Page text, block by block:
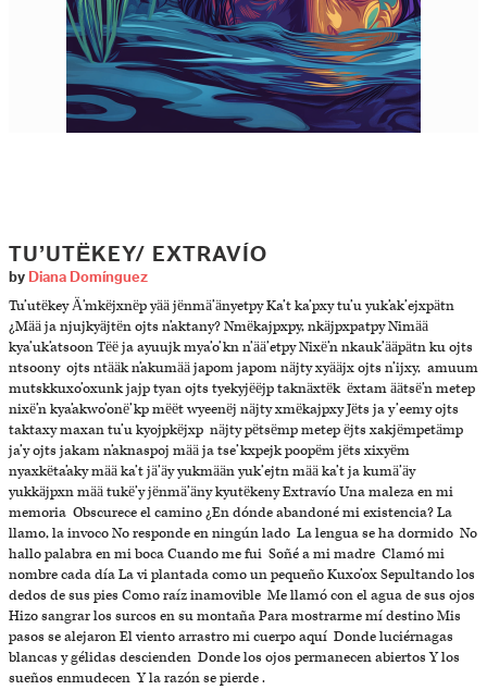
TU’UTËKEY/ EXTRAVÍO
by Diana Domínguez
Tu’utëkey Ä’mkëjxnëp yää jënmä’änyetpy Ka’t ka’pxy tu’u yuk’ak’ejxpätn
¿Mää ja njujkyäjtën ojts n’aktany? Nmëkajpxpy, nkäjpxpatpy Nimää
kya’uk’atsoon Tëë ja ayuujk mya’o’kn n’ää’etpy Nixë’n nkauk’ääpätn ku ojts
ntsoony ojts ntääk n’akumää japom japom näjty xyääjx ojts n’ijxy, amuum
mutskkuxo’oxunk jajp tyan ojts tyekyjëëjp taknäxtëk ëxtam äätsë’n metep
nixë’n kya’akwo’onë’kp mëët wyeenëj näjty xmëkajpxy Jëts ja y’eemy ojts
taktaxy maxan tu’u kyojpkëjxp näjty pëtsëmp metep ëjts xakjëmpetämp
ja’y ojts jakam n’aknaspoj mää ja tse’kxpejk poopëm jëts xixyëm
nyaxkëta’aky mää ka’t jä’äy yukmään yuk’ejtn mää ka’t ja kumä’äy
yukkäjpxn mää tukë’y jënmä’äny kyutëkeny Extravío Una maleza en mi
memoria Obscurece el camino ¿En dónde abandoné mi existencia? La
llamo, la invoco No responde en ningún lado La lengua se ha dormido No
hallo palabra en mi boca Cuando me fui Soñé a mi madre Clamó mi
nombre cada día La vi plantada como un pequeño Kuxo’ox Sepultando los
dedos de sus pies Como raíz inamovible Me llamó con el agua de sus ojos
Hizo sangrar los surcos en su montaña Para mostrarme mí destino Mis
pasos se alejaron El viento arrastro mi cuerpo aquí Donde luciérnagas
blancas y gélidas descienden Donde los ojos permanecen abiertos Y los
sueños enmudecen Y la razón se pierde .